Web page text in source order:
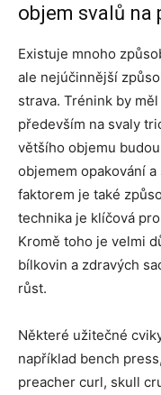
objem svalů na
Existuje mnoho
ale nejúčinnější
strava. Trénink by
především na svaly
většího objemu
objemem opakování
faktorem je také
technika je klíčová
Kromě toho je velmi
bílkovin a zdravých
růst.
Některé užitečné
například bench
preacher curl, skull